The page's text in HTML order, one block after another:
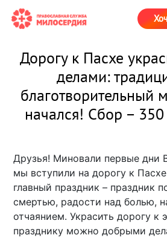
Дорогу к Пасхе
делами:
благотворительный
начался! Сбор –
Друзья! Миновали первые дни
мы вступили на дорогу к
главный праздник – праздник
смертью, радости над болью,
отчаянием. Украсить дорогу к
празднику можно добрыми